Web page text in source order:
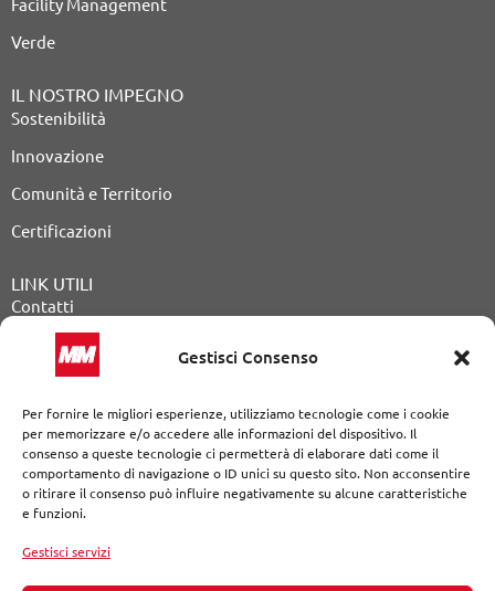
Gestisci Consenso
Per fornire le migliori esperienze, utilizziamo tecnologie come i cookie
per memorizzare e/o accedere alle informazioni del dispositivo. Il
consenso a queste tecnologie ci permetterà di elaborare dati come il
comportamento di navigazione o ID unici su questo sito. Non acconsentire
o ritirare il consenso può influire negativamente su alcune caratteristiche
e funzioni.
Gestisci servizi
Facility Management
Verde
IL NOSTRO IMPEGNO
Sostenibilità
Innovazione
Comunità e Territorio
Certificazioni
LINK UTILI
Contatti
Lavora con noi
Procedure di gara
Avvisi pubblici
Il nostro diario
Segnalazione illeciti
Note Legali